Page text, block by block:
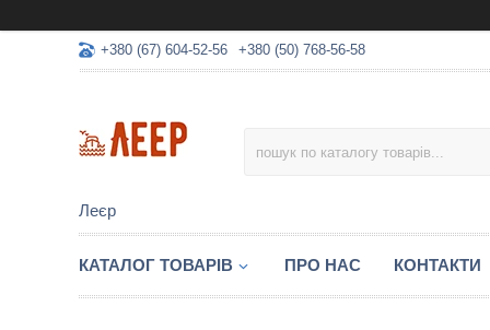
+380 (67) 604-52-56 +380 (50) 768-56-58
Леєр
КАТАЛОГ ТОВАРІВ ПРО НАС КОНТАКТИ